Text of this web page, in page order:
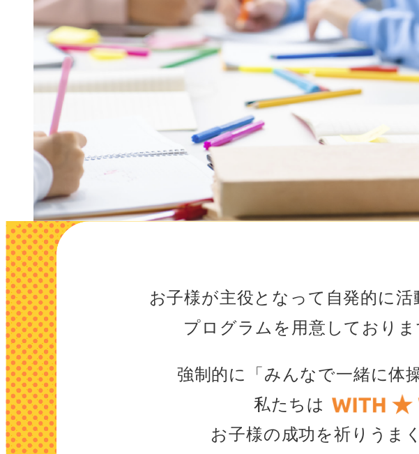
お子様が主役となって自発的に
プログラムを用意しており
強制的に「みんなで一緒に体
私たちは
お子様の成功を祈りうま